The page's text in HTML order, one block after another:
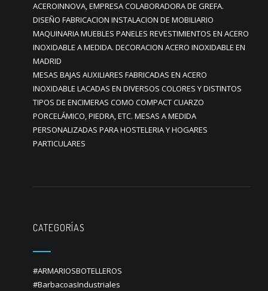
ACEROINNOVA, EMPRESA COLABORADORA DE GREFA.
DISEÑO FABRICACION INSTALACION DE MOBILIARIO
MAQUINARIA MUEBLES PANELES REVESTIMIENTOS EN ACERO
INOXIDABLE A MEDIDA. DECORACION ACERO INOXIDABLE EN
MADRID
MESAS BAJAS AUXILIARES FABRICADAS EN ACERO
INOXIDABLE LACADAS EN DIVERSOS COLORES Y DISTINTOS
TIPOS DE ENCIMERAS COMO COMPACT CUARZO
PORCELÁMICO, PIEDRA, ETC. MESAS A MEDIDA
PERSONALIZADAS PARA HOSTELERIA Y HOGARES
PARTICULARES
CATEGORÍAS
#ARMARIOSBOTELLEROS
#BarbacoasIndustriales